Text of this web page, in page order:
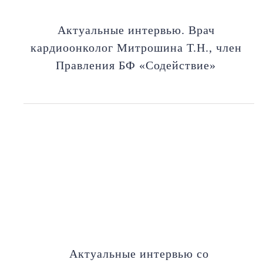
Актуальные интервью. Врач
кардиоонколог Митрошина Т.Н., член
Правления БФ «Содействие»
Актуальные интервью со